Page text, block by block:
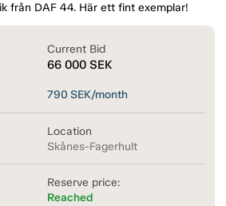
från DAF 44. Här ett fint exemplar!
Current Bid
66 000 SEK
790 SEK/month
Location
Skånes-Fagerhult
Reserve price:
Reached